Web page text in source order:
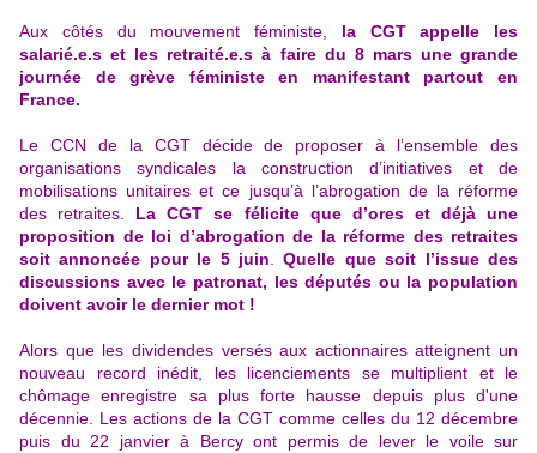
Aux côtés du mouvement féministe, la CGT appelle les
salarié.e.s et les retraité.e.s à faire du 8 mars une grande
journée de grève féministe en manifestant partout en
France.
Le CCN de la CGT décide de proposer à l’ensemble des
organisations syndicales la construction d’initiatives et de
mobilisations unitaires et ce jusqu’à l’abrogation de la réforme
des retraites. La CGT se félicite que d’ores et déjà une
proposition de loi d’abrogation de la réforme des retraites
soit annoncée pour le 5 juin .Quelle que soit l’issue des
discussions avec le patronat, les députés ou la population
doivent avoir le dernier mot !
Alors que les dividendes versés aux actionnaires atteignent un
nouveau record inédit, les licenciements se multiplient et le
chômage enregistre sa plus forte hausse depuis plus d'une
décennie. Les actions de la CGT comme celles du 12 décembre
puis du 22 janvier à Bercy ont permis de lever le voile sur